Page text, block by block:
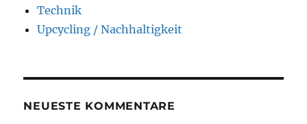
Technik
Upcycling / Nachhaltigkeit
NEUESTE KOMMENTARE